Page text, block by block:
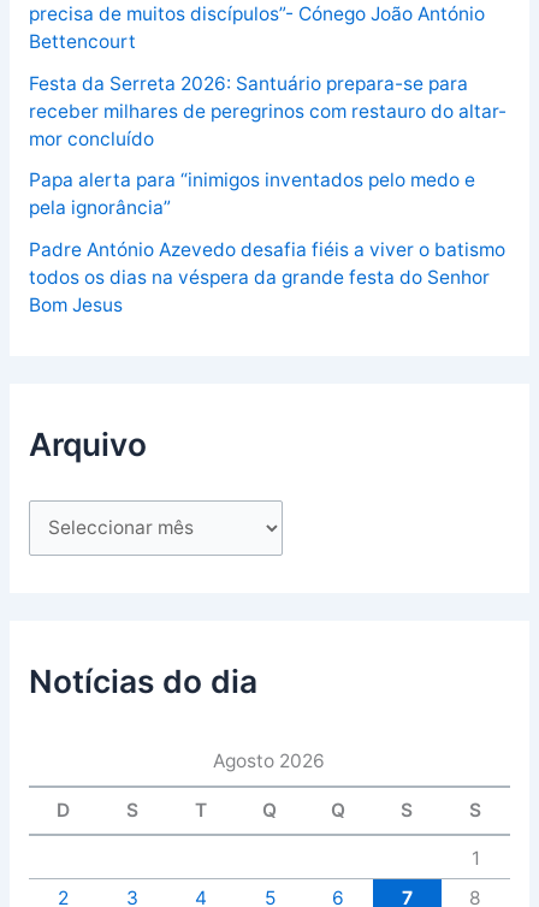
precisa de muitos discípulos”- Cónego João António
Bettencourt
Festa da Serreta 2026: Santuário prepara-se para
receber milhares de peregrinos com restauro do altar-
mor concluído
Papa alerta para “inimigos inventados pelo medo e
pela ignorância”
Padre António Azevedo desafia fiéis a viver o batismo
todos os dias na véspera da grande festa do Senhor
Bom Jesus
Arquivo
Notícias do dia
Agosto 2026
D S T Q Q S S
1
2
3 4 5 6 7
8